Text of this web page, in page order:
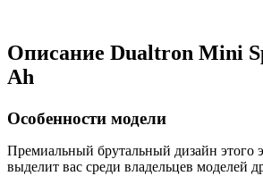
Описание Dualtron Mini
Ah
Особенности модели
Премиальный брутальный дизайн этого
выделит вас среди владельцев моделей